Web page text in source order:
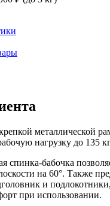
металлической
нагрузку до 135
спинка-бабочка
на 60°. Также
и
при использовании.